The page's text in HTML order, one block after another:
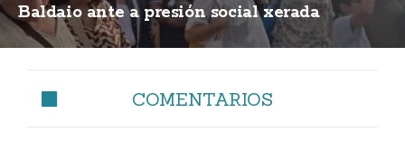
Baldaio ante a presión social xerada
COMENTARIOS